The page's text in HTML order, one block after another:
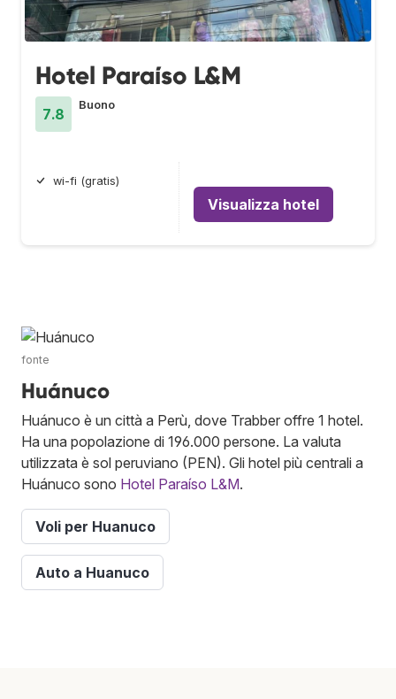
Hotel Paraíso L&M
7.8
Buono
wi-fi (gratis)
Visualizza hotel
fonte
Huánuco
Huánuco è un città a Perù, dove Trabber offre 1 hotel.
Ha una popolazione di 196.000 persone. La valuta
utilizzata è sol peruviano (PEN). Gli hotel più centrali a
Huánuco sono Hotel Paraíso L&M.
Voli per Huanuco
Auto a Huanuco